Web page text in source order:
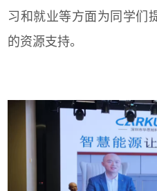
习和就业等方面为同学们
的资源支持。